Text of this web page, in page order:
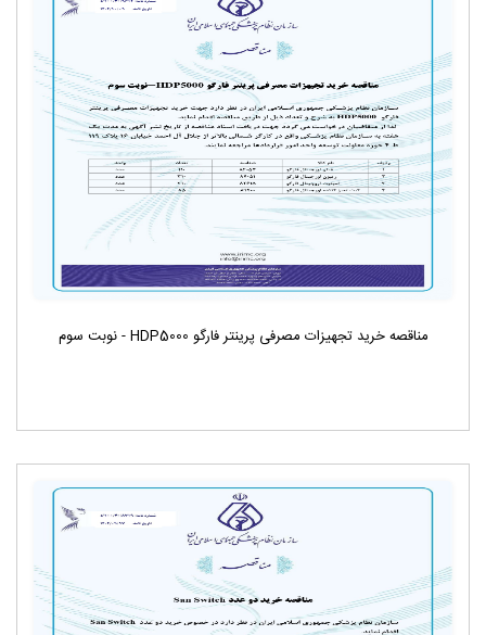
مناقصه خرید تجهیزات مصرفی پرینتر فارگو HDP5000 - نوبت سوم